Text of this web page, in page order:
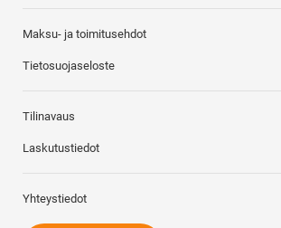
Maksu- ja toimitusehdot
Tietosuojaseloste
Tilinavaus
Laskutustiedot
Yhteystiedot